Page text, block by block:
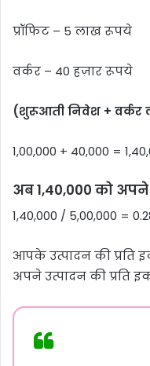
प्रॉफिट – 5 लाख रूपये
वर्कर – 40 हज़ार रूपये
(शुरूआती निवेश + वर्कर
1,00,000 + 40,000 =
अब 1,40,000 को अपने
1,40,000 / 5,00,000 =
आपके उत्पादन की प्रति
अपने उत्पादन की प्रति